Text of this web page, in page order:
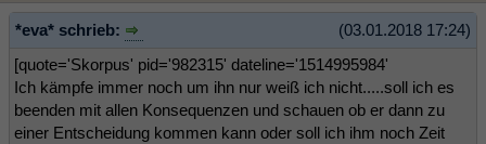
(03.01.2018 17:24)
*eva* schrieb:
[quote='Skorpus' pid='982315' dateline='1514995984'
Ich kämpfe immer noch um ihn nur weiß ich nicht.....soll ich es
beenden mit allen Konsequenzen und schauen ob er dann zu
einer Entscheidung kommen kann oder soll ich ihm noch Zeit